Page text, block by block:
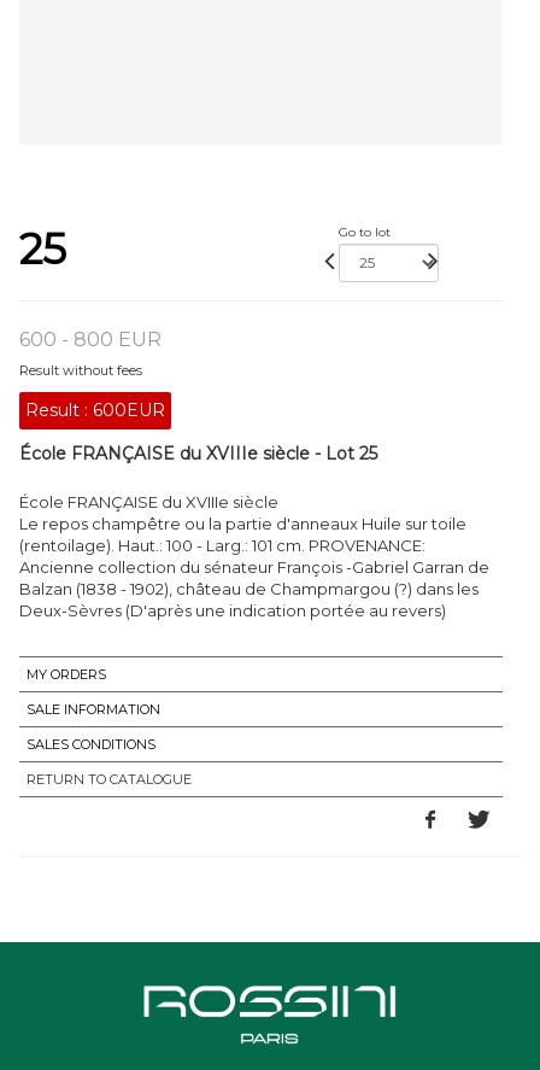
25 Go to lot
600 - 800 EUR
Result without fees
Result : 600EUR
École FRANÇAISE du XVIIIe siècle - Lot 25
École FRANÇAISE du XVIIIe siècle
Le repos champêtre ou la partie d'anneaux Huile sur toile
(rentoilage). Haut.: 100 - Larg.: 101 cm. PROVENANCE:
Ancienne collection du sénateur François -Gabriel Garran de
Balzan (1838 - 1902), château de Champmargou (?) dans les
Deux-Sèvres (D'après une indication portée au revers)
MY ORDERS
SALE INFORMATION
SALES CONDITIONS
RETURN TO CATALOGUE